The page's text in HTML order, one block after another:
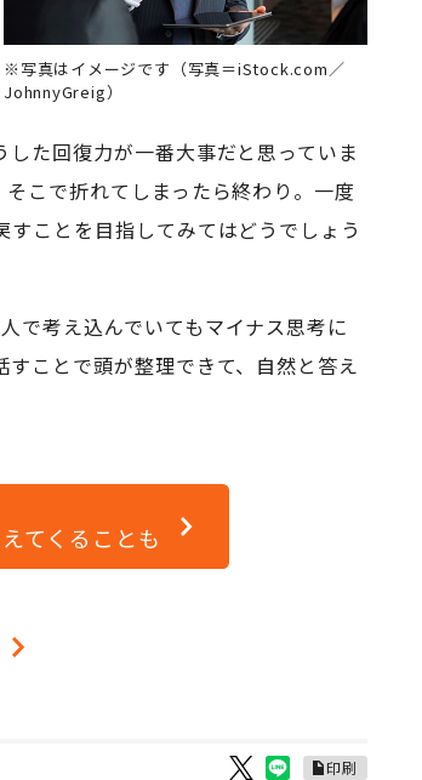
※写真はイメージです（写真＝iStock.com／
JohnnyGreig）
た回復力が一番大事だと思っていま
こで折れてしまったら終わり。一度
ことを目指してみてはどうでしょう
で考え込んでいてもマイナス思考に
ことで頭が整理できて、自然と答え
てくることも
印刷